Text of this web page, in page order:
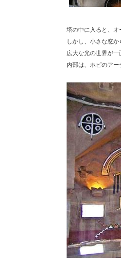
塔の中に入ると、オ
しかし、小さな窓
広大な光の世界が一
内部は、ホピのアー